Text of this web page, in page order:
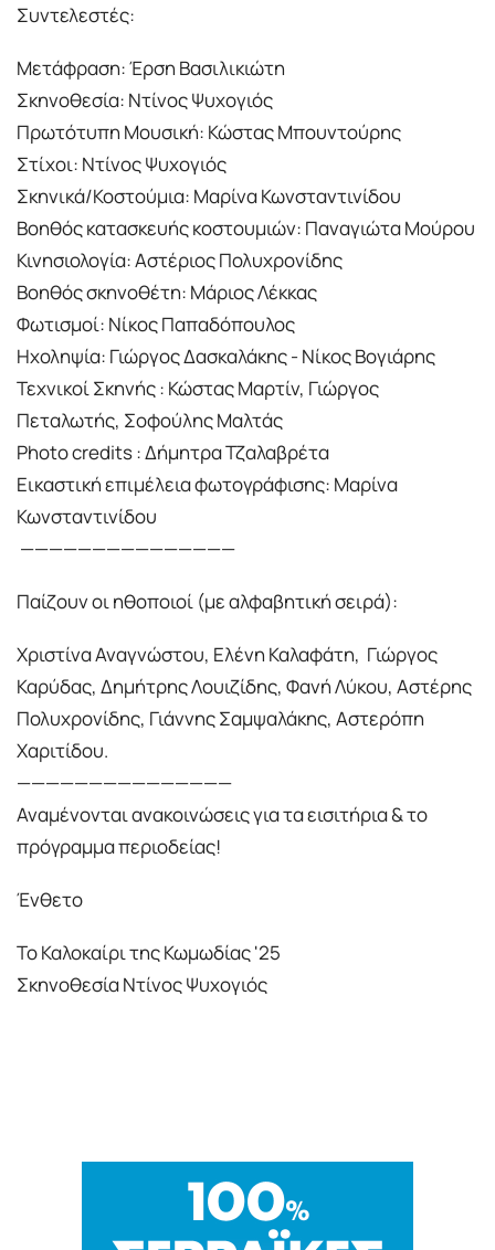
Συντελεστές:
Μετάφραση: Έρση Βασιλικιώτη
Σκηνοθεσία: Ντίνος Ψυχογιός
Πρωτότυπη Μουσική: Κώστας Μπουντούρης
Στίχοι: Ντίνος Ψυχογιός
Σκηνικά/Κοστούμια: Μαρίνα Κωνσταντινίδου
Βοηθός κατασκευής κοστουμιών: Παναγιώτα Μούρου
Κινησιολογία: Αστέριος Πολυχρονίδης
Βοηθός σκηνοθέτη: Μάριος Λέκκας
Φωτισμοί: Νίκος Παπαδόπουλος
Ηχοληψία: Γιώργος Δασκαλάκης - Νίκος Βογιάρης
Τεχνικοί Σκηνής : Κώστας Μαρτίν, Γιώργος
Πεταλωτής, Σοφούλης Μαλτάς
Photo credits : Δήμητρα Τζαλαβρέτα
Εικαστική επιμέλεια φωτογράφισης: Μαρίνα
Κωνσταντινίδου
———————————————
Παίζουν οι ηθοποιοί (με αλφαβητική σειρά):
Χριστίνα Αναγνώστου, Ελένη Καλαφάτη, Γιώργος
Καρύδας, Δημήτρης Λουιζίδης, Φανή Λύκου, Αστέρης
Πολυχρονίδης, Γιάννης Σαμψαλάκης, Αστερόπη
Χαριτίδου.
———————————————
Αναμένονται ανακοινώσεις για τα εισιτήρια & το
πρόγραμμα περιοδείας!
Ένθετο
Το Καλοκαίρι της Κωμωδίας '25
Σκηνοθεσία Ντίνος Ψυχογιός